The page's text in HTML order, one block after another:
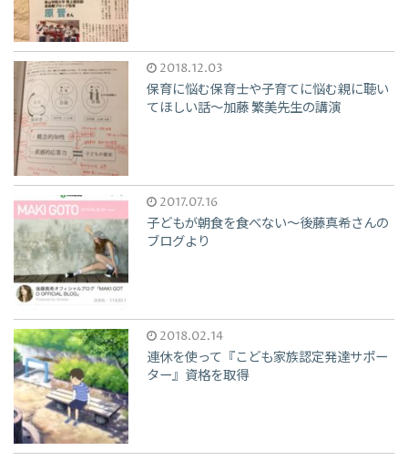
2018.12.03
保育に悩む保育士や子育てに悩む親に聴い
てほしい話〜加藤 繁美先生の講演
2017.07.16
子どもが朝食を食べない〜後藤真希さんの
ブログより
2018.02.14
連休を使って『こども家族認定発達サポー
ター』資格を取得